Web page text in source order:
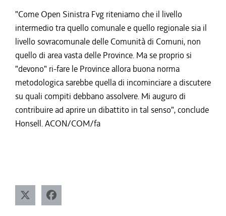
"Come Open Sinistra Fvg riteniamo che il livello
intermedio tra quello comunale e quello regionale sia il
livello sovracomunale delle Comunità di Comuni, non
quello di area vasta delle Province. Ma se proprio si
"devono" ri-fare le Province allora buona norma
metodologica sarebbe quella di incominciare a discutere
su quali compiti debbano assolvere. Mi auguro di
contribuire ad aprire un dibattito in tal senso", conclude
Honsell. ACON/COM/fa